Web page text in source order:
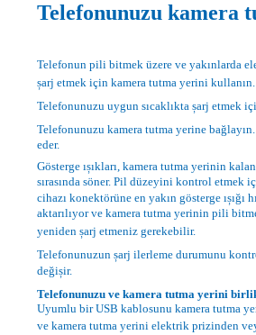
Telefonunuzu kamera
Telefonun pili bitmek üzere ve yakınlarda
șarj etmek için kamera tutma yerini kullanın.
Telefonunuzu uygun sıcaklıkta șarj etmek
Telefonunuzu kamera tutma yerine
eder.
Gösterge ıșıkları, kamera tutma yerinin
sırasında söner. Pil düzeyini kontrol etmek
cihazı konektörüne en yakın gösterge ıșığı
aktarılıyor ve kamera tutma yerinin pili
yeniden șarj etmeniz gerekebilir.
Telefonunuzun șarj ilerleme durumunu
değișir.
Telefonunuzu ve kamera tutma yerini
Uyumlu bir USB kablosunu kamera tutma
ve kamera tutma yerini elektrik prizinden